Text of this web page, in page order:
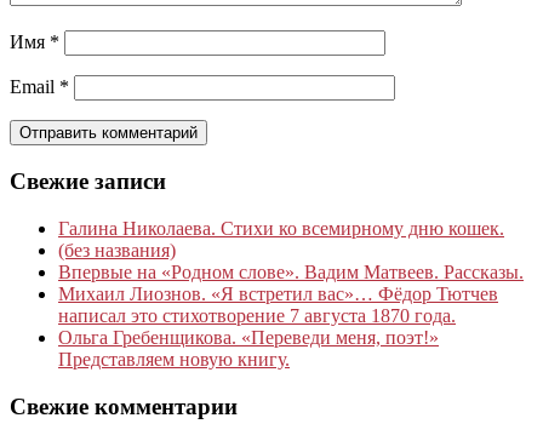
Имя *
Email *
Свежие записи
Галина Николаева. Стихи ко всемирному дню кошек.
(без названия)
Впервые на «Родном слове». Вадим Матвеев. Рассказы.
Михаил Лиознов. «Я встретил вас»… Фёдор Тютчев
написал это стихотворение 7 августа 1870 года.
Ольга Гребенщикова. «Переведи меня, поэт!»
Представляем новую книгу.
Свежие комментарии